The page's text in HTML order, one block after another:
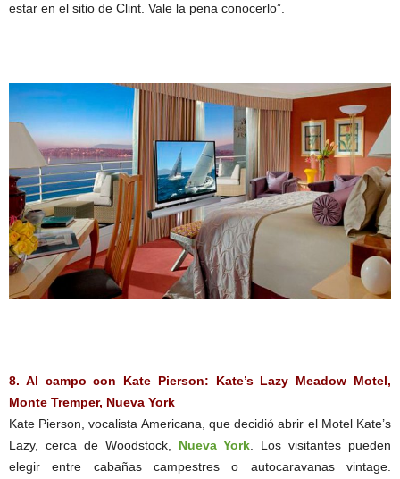
estar en el sitio de Clint. Vale la pena conocerlo”.
8. Al campo con Kate Pierson: Kate’s Lazy Meadow Motel,
Monte Tremper, Nueva York
Kate Pierson, vocalista Americana, que decidió abrir el Motel Kate’s
Lazy, cerca de Woodstock, Nueva York . Los visitantes pueden
elegir entre cabañas campestres o autocaravanas vintage.